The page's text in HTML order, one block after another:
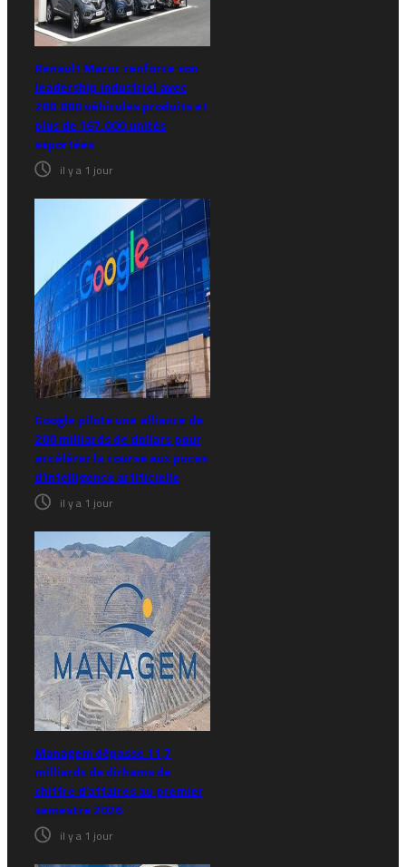
Renault Maroc renforce son
leadership industriel avec
200.000 véhicules produits et
plus de 167.000 unités
exportées
il y a 1 jour
Google pilote une alliance de
200 milliards de dollars pour
accélérer la course aux puces
d’intelligence artificielle
il y a 1 jour
Managem dépasse 11,7
milliards de dirhams de
chiffre d’affaires au premier
semestre 2026
il y a 1 jour